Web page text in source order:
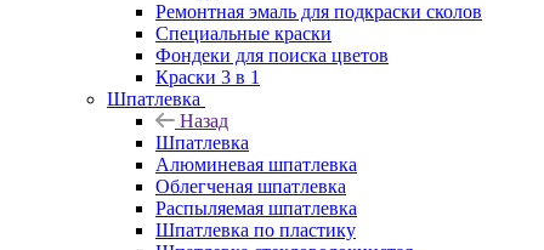
Ремонтная эмаль для подкраски сколов
Специальные краски
Фондеки для поиска цветов
Краски 3 в 1
Шпатлевка
Назад
Шпатлевка
Алюминевая шпатлевка
Облегченая шпатлевка
Распыляемая шпатлевка
Шпатлевка по пластику